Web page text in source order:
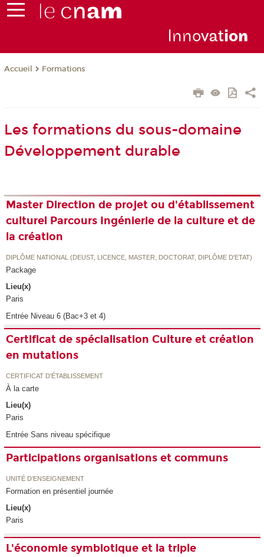
Innovation
Accueil Formations
Les formations du sous-domaine
Développement durable
Master Direction de projet ou d'établissement
culturel Parcours Ingénierie de la culture et de
la création
DIPLÔME NATIONAL (DEUST, LICENCE, MASTER, DOCTORAT, DIPLÔME D'ETAT)
Package
Lieu(x)
Paris
Entrée Niveau 6 (Bac+3 et 4)
Certificat de spécialisation Culture et création
en mutations
CERTIFICAT D'ÉTABLISSEMENT
À la carte
Lieu(x)
Paris
Entrée Sans niveau spécifique
Participations organisations et communs
UNITÉ D’ENSEIGNEMENT
Formation en présentiel journée
Lieu(x)
Paris
L'économie symbiotique et la triple